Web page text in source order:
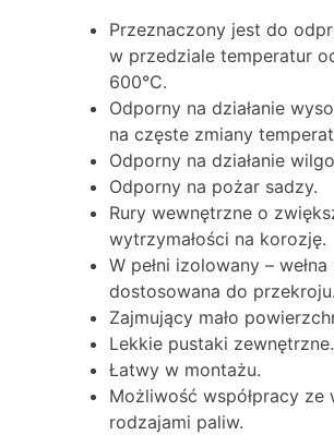
Przeznaczony jest do
w przedziale temperatur
600°C.
Odporny na działanie
na częste zmiany
Odporny na działanie
Odporny na pożar sadzy.
Rury wewnętrzne o
wytrzymałości na korozję.
W pełni izolowany –
dostosowana do przekroju.
Zajmujący mało
Lekkie pustaki zewnętrzne.
Łatwy w montażu.
Możliwość współpracy ze
rodzajami paliw.